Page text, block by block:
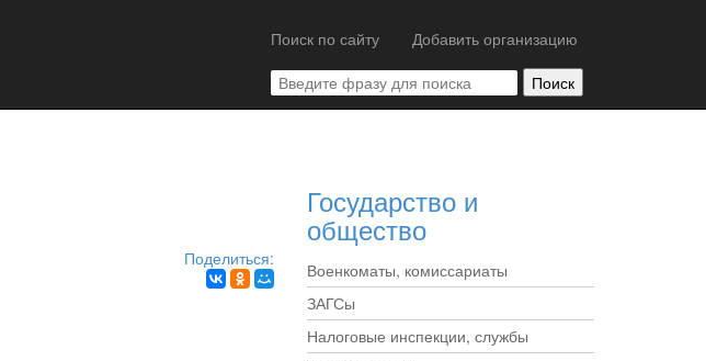
Поиск по сайту Добавить организацию
Поделиться:
Государство и
общество
Военкоматы, комиссариаты
ЗАГСы
Налоговые инспекции, службы